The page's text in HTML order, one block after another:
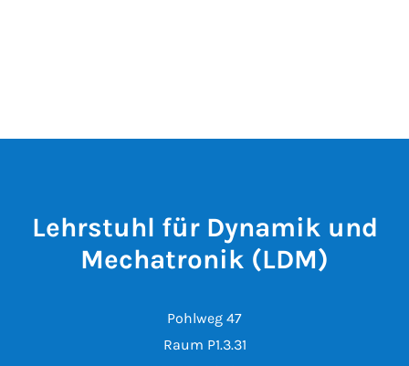
Lehrstuhl für Dynamik und
Mechatronik (LDM)
Pohlweg 47
Raum P1.3.31